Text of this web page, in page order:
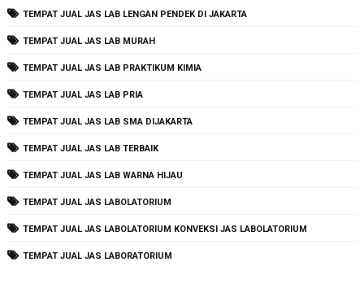
TEMPAT JUAL JAS LAB LENGAN PENDEK DI JAKARTA
TEMPAT JUAL JAS LAB MURAH
TEMPAT JUAL JAS LAB PRAKTIKUM KIMIA
TEMPAT JUAL JAS LAB PRIA
TEMPAT JUAL JAS LAB SMA DIJAKARTA
TEMPAT JUAL JAS LAB TERBAIK
TEMPAT JUAL JAS LAB WARNA HIJAU
TEMPAT JUAL JAS LABOLATORIUM
TEMPAT JUAL JAS LABOLATORIUM KONVEKSI JAS LABOLATORIUM
TEMPAT JUAL JAS LABORATORIUM